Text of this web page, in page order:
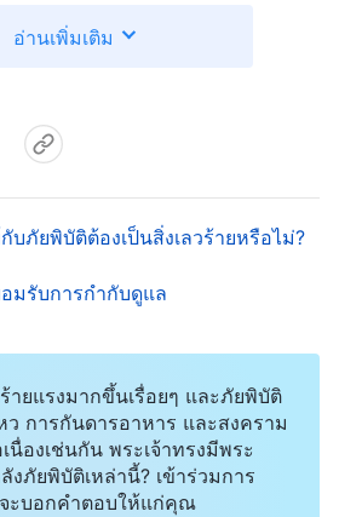
เขารู้สึกอึดอัดในหน้าที่ สิ่งนั้นฉุด
แต่ก็เกิดความเงียบอยู่หลายนาที
าสามัคคีธรรมของฉันเหมาะสม
กอย่างที่ฉันพูดเป็นเรื่องจริง ก็ไม่
แล้วฉัน ก็เอามันออกไปจาก
าวโทษเธอ มันอาจทำให้เธอเจ็บ
ายหญิงบางคนเข้าข้างฉัน เกิด
สนับสนุนงานของเธอได้ มันบ่อน
อ่านเพิ่มเติม
บภัยพิบัติต้องเป็นสิ่งเลวร้ายหรือไม่?
มรับการกำกับดูแล
ายแรงมากขึ้นเรื่อยๆ และภัยพิบัติ
ว การกันดารอาหาร และสงคราม
นื่องเช่นกัน พระเจ้าทรงมีพระ
งภัยพิบัติเหล่านี้? เข้าร่วมการ
ะบอกคำตอบให้แก่คุณ